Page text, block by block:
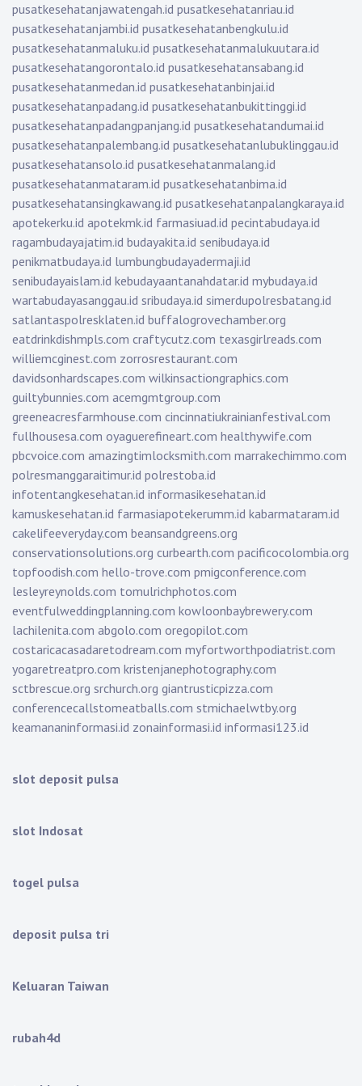
pusatkesehatanjawatengah.id pusatkesehatanriau.id
pusatkesehatanjambi.id pusatkesehatanbengkulu.id
pusatkesehatanmaluku.id pusatkesehatanmalukuutara.id
pusatkesehatangorontalo.id pusatkesehatansabang.id
pusatkesehatanmedan.id pusatkesehatanbinjai.id
pusatkesehatanpadang.id pusatkesehatanbukittinggi.id
pusatkesehatanpadangpanjang.id pusatkesehatandumai.id
pusatkesehatanpalembang.id pusatkesehatanlubuklinggau.id
pusatkesehatansolo.id pusatkesehatanmalang.id
pusatkesehatanmataram.id pusatkesehatanbima.id
pusatkesehatansingkawang.id pusatkesehatanpalangkaraya.id
apotekerku.id apotekmk.id farmasiuad.id pecintabudaya.id
ragambudayajatim.id budayakita.id senibudaya.id
penikmatbudaya.id lumbungbudayadermaji.id
senibudayaislam.id kebudayaantanahdatar.id mybudaya.id
wartabudayasanggau.id sribudaya.id simerdupolresbatang.id
satlantaspolresklaten.id buffalogrovechamber.org
eatdrinkdishmpls.com craftycutz.com texasgirlreads.com
williemcginest.com zorrosrestaurant.com
davidsonhardscapes.com wilkinsactiongraphics.com
guiltybunnies.com acemgmtgroup.com
greeneacresfarmhouse.com cincinnatiukrainianfestival.com
fullhousesa.com oyaguerefineart.com healthywife.com
pbcvoice.com amazingtimlocksmith.com marrakechimmo.com
polresmanggaraitimur.id polrestoba.id
infotentangkesehatan.id informasikesehatan.id
kamuskesehatan.id farmasiapotekerumm.id kabarmataram.id
cakelifeeveryday.com beansandgreens.org
conservationsolutions.org curbearth.com pacificocolombia.org
topfoodish.com hello-trove.com pmigconference.com
lesleyreynolds.com tomulrichphotos.com
eventfulweddingplanning.com kowloonbaybrewery.com
lachilenita.com abgolo.com oregopilot.com
costaricacasadaretodream.com myfortworthpodiatrist.com
yogaretreatpro.com kristenjanephotography.com
sctbrescue.org srchurch.org giantrusticpizza.com
conferencecallstomeatballs.com stmichaelwtby.org
keamananinformasi.id zonainformasi.id informasi123.id
slot deposit pulsa
slot Indosat
togel pulsa
deposit pulsa tri
Keluaran Taiwan
rubah4d